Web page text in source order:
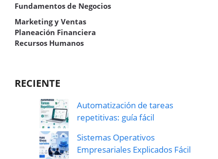
Fundamentos de Negocios
Marketing y Ventas
Planeación Financiera
Recursos Humanos
RECIENTE
Automatización de tareas
repetitivas: guía fácil
Sistemas Operativos
Empresariales Explicados Fácil